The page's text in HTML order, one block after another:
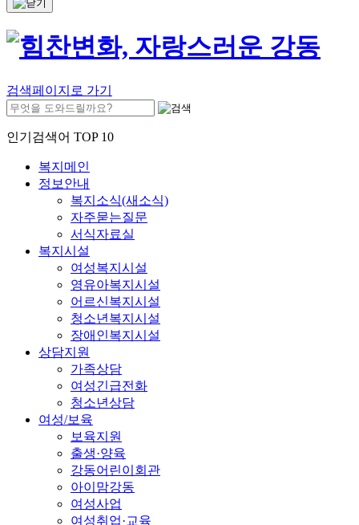
검색페이지로 가기
인기검색어 TOP 10
복지메인
정보안내
복지소식(새소식)
자주묻는질문
서식자료실
복지시설
여성복지시설
영유아복지시설
어르신복지시설
청소년복지시설
장애인복지시설
상담지원
가족상담
여성긴급전화
청소년상담
여성/보육
보육지원
출생·양육
강동어린이회관
아이맘강동
여성사업
여성취업·교육